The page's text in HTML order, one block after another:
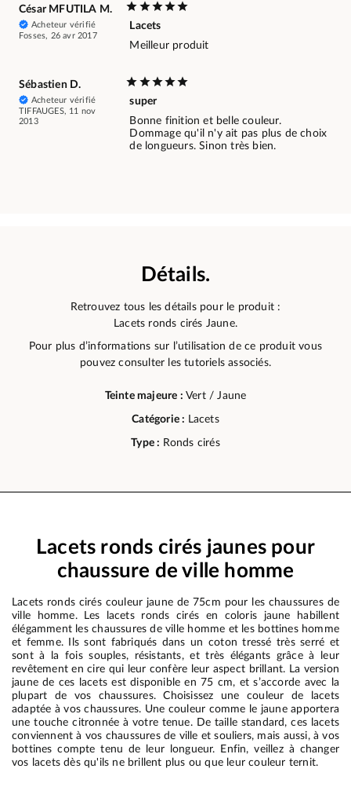
César MFUTILA M.
Acheteur vérifié
Fosses, 26 avr 2017
Lacets
Meilleur produit
Sébastien D.
Acheteur vérifié
TIFFAUGES, 11 nov
2013
super
Bonne finition et belle couleur.
Dommage qu'il n'y ait pas plus de choix
de longueurs. Sinon très bien.
Détails.
Retrouvez tous les détails pour le produit :
Lacets ronds cirés Jaune.
Pour plus d’informations sur l’utilisation de ce produit vous
pouvez consulter les tutoriels associés.
Teinte majeure : Vert / Jaune
Catégorie : Lacets
Type : Ronds cirés
Lacets ronds cirés jaunes pour
chaussure de ville homme
Lacets ronds cirés couleur jaune de 75cm pour les chaussures de
ville homme. Les lacets ronds cirés en coloris jaune habillent
élégamment les chaussures de ville homme et les bottines homme
et femme. Ils sont fabriqués dans un coton tressé très serré et
sont à la fois souples, résistants, et très élégants grâce à leur
revêtement en cire qui leur confère leur aspect brillant. La version
jaune de ces lacets est disponible en 75 cm, et s’accorde avec la
plupart de vos chaussures. Choisissez une couleur de lacets
adaptée à vos chaussures. Une couleur comme le jaune apportera
une touche citronnée à votre tenue. De taille standard, ces lacets
conviennent à vos chaussures de ville et souliers, mais aussi, à vos
bottines compte tenu de leur longueur. Enfin, veillez à changer
vos lacets dès qu'ils ne brillent plus ou que leur couleur ternit.